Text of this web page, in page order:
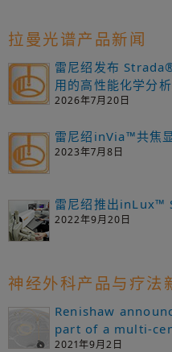
拉曼光谱产品新闻
雷尼绍发布
用的高性能化学分
2026年7月20日
雷尼绍inVia™共焦
2023年7月8日
雷尼绍推出inLux™
2022年9月20日
神经外科产品与疗法
Renishaw
part of a multi-
2021年9月2日